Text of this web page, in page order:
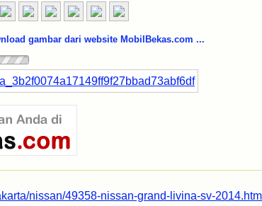
gambar dari website MobilBekas.com ...
nissan/49358-nissan-grand-livina-sv-2014.html